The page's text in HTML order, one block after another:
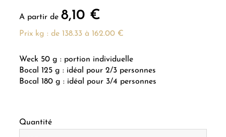
A partir de 8,10 €
Prix kg : de 138.33 à 162.00 €
Weck 50 g : portion individuelle
Bocal 125 g : idéal pour 2/3 personnes
Bocal 180 g : idéal pour 3/4 personnes
Quantité